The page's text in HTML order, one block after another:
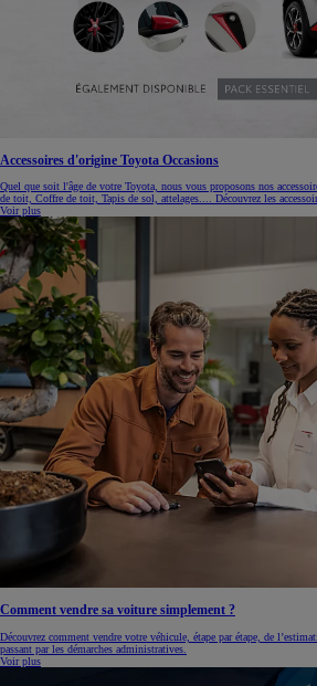
Accessoires d'origine Toyota Occasions
Quel que soit l'âge de votre Toyota, nous vous proposons nos
de toit, Coffre de toit, Tapis de sol, attelages.... Découvrez les
Voir plus
Comment vendre sa voiture simplement ?
Découvrez comment vendre votre véhicule, étape par étape, de
passant par les démarches administratives.
Voir plus